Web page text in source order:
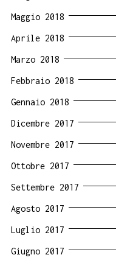
Maggio 2018
Aprile 2018
Marzo 2018
Febbraio 2018
Gennaio 2018
Dicembre 2017
Novembre 2017
Ottobre 2017
Settembre 2017
Agosto 2017
Luglio 2017
Giugno 2017